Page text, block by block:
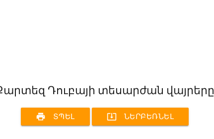
Դուբայի տեսարժան վայրերը
print ՏՊԵԼ system_update_alt ՆԵՐԲԵՌՆԵԼ